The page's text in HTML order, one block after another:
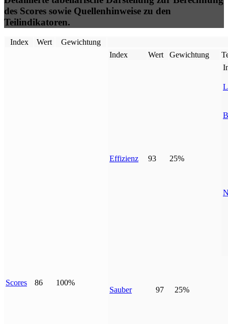
des Scores sowie Quellenhinweise zu den
Teilindikatoren.
Index Wert Gewichtung
Scores 86 100%
Index Wert Gewichtung
Effizienz 93 25%
Sauber 97 25%